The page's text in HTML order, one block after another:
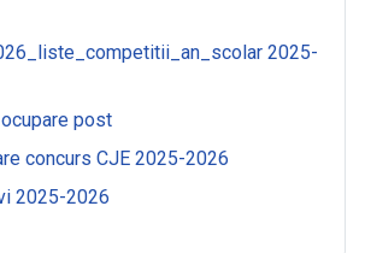
2025-
post
concurs CJE 2025-2026
2025-2026